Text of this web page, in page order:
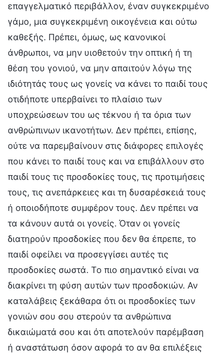
επαγγελματικό περιβάλλον, έναν συγκεκριμένο
γάμο, μια συγκεκριμένη οικογένεια και ούτω
καθεξής. Πρέπει, όμως, ως κανονικοί
άνθρωποι, να μην υιοθετούν την οπτική ή τη
θέση του γονιού, να μην απαιτούν λόγω της
ιδιότητάς τους ως γονείς να κάνει το παιδί τους
οτιδήποτε υπερβαίνει το πλαίσιο των
υποχρεώσεων του ως τέκνου ή τα όρια των
ανθρώπινων ικανοτήτων. Δεν πρέπει, επίσης,
ούτε να παρεμβαίνουν στις διάφορες επιλογές
που κάνει το παιδί τους και να επιβάλλουν στο
παιδί τους τις προσδοκίες τους, τις προτιμήσεις
τους, τις ανεπάρκειες και τη δυσαρέσκειά τους
ή οποιοδήποτε συμφέρον τους. Δεν πρέπει να
τα κάνουν αυτά οι γονείς. Όταν οι γονείς
διατηρούν προσδοκίες που δεν θα έπρεπε, το
παιδί οφείλει να προσεγγίσει αυτές τις
προσδοκίες σωστά. Το πιο σημαντικό είναι να
διακρίνει τη φύση αυτών των προσδοκιών. Αν
καταλάβεις ξεκάθαρα ότι οι προσδοκίες των
γονιών σου σου στερούν τα ανθρώπινα
δικαιώματά σου και ότι αποτελούν παρέμβαση
ή αναστάτωση όσον αφορά το αν θα επιλέξεις